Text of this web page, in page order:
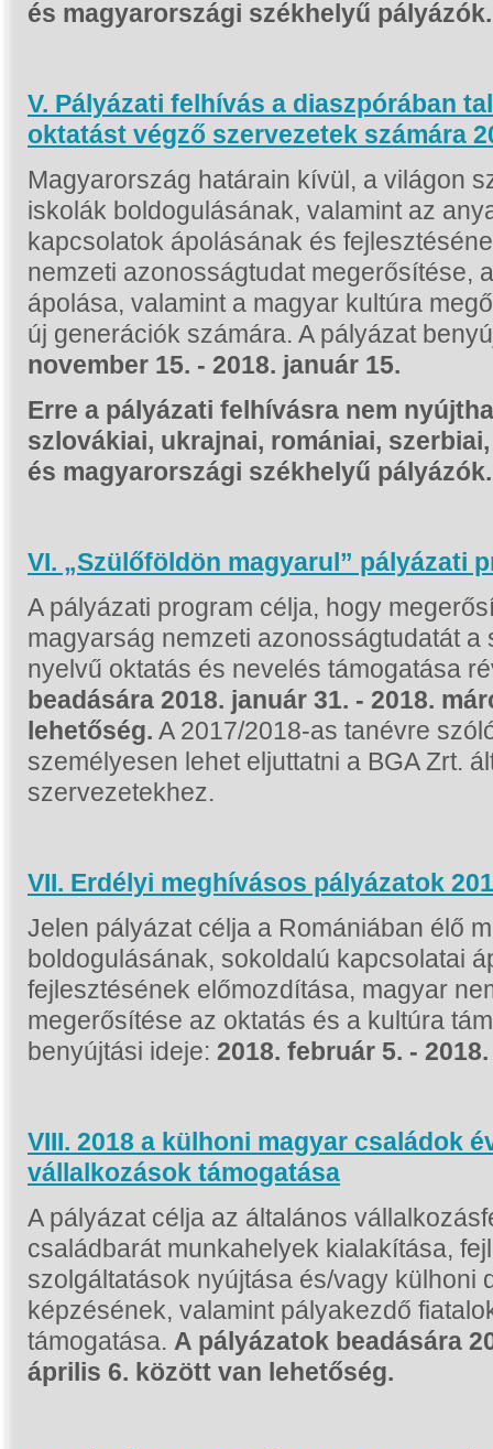
és magyarországi székhelyű
V. Pályázati felhívás a diaszpórában
oktatást végző szervezetek számára
Magyarország határain kívül, a világon
iskolák boldogulásának, valamint az
kapcsolatok ápolásának és
nemzeti azonosságtudat megerősítése,
ápolása, valamint a magyar kultúra
új generációk számára. A pályázat
november 15. - 2018. január 15.
Erre a pályázati felhívásra nem
szlovákiai, ukrajnai, romániai,
és magyarországi székhelyű pályázók.
VI. „Szülőföldön magyarul” pályázati
A pályázati program célja, hogy
magyarság nemzeti azonosságtudatát a
nyelvű oktatás és nevelés támogatása
beadására 2018. január 31. - 2018.
lehetőség. A 2017/2018-as tanévre
személyesen lehet eljuttatni a BGA Zrt.
szervezetekhez.
VII. Erdélyi meghívásos pályázatok
Jelen pályázat célja a Romániában élő
boldogulásának, sokoldalú kapcsolatai
fejlesztésének előmozdítása, magyar
megerősítése az oktatás és a kultúra
benyújtási ideje: 2018. február 5. -
VIII. 2018 a külhoni magyar családok
vállalkozások támogatása
A pályázat célja az általános
családbarát munkahelyek kialakítása,
szolgáltatások nyújtása és/vagy külhoni
képzésének, valamint pályakezdő
támogatása. A pályázatok beadására
április 6. között van lehetőség.